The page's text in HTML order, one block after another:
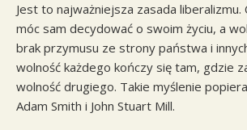
Jest to najważniejsza zasada liberalizmu.
móc sam decydować o swoim życiu, a
brak przymusu ze strony państwa i
wolność każdego kończy się tam, gdzie
wolność drugiego. Takie myślenie
Adam Smith i John Stuart Mill.